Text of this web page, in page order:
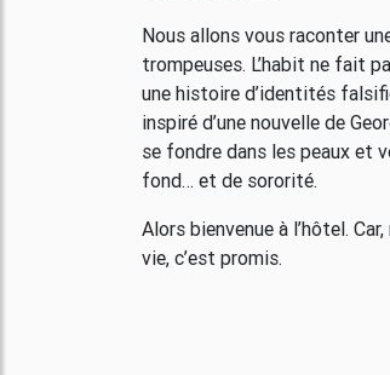
Nous allons vous raconter
trompeuses. L’habit ne fait
une histoire d’identités
inspiré d’une nouvelle de
se fondre dans les peaux et
fond… et de sororité.
Alors bienvenue à l’hôtel.
vie, c’est promis.